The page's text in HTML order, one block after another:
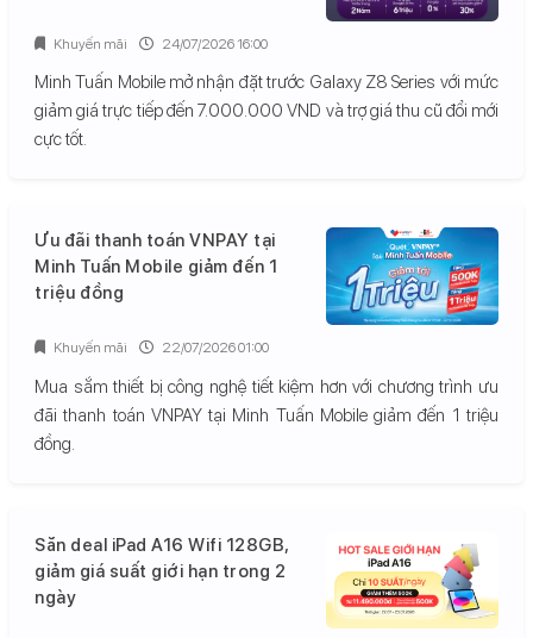
Minh Tuấn Mobile mở nhận đặt trước Galaxy Z8 Series với mức
giảm giá trực tiếp đến 7.000.000 VND và trợ giá thu cũ đổi mới
cực tốt.
Khuyến mãi 24/07/2026 16:00
Ưu đãi thanh toán VNPAY tại
Minh Tuấn Mobile giảm đến 1
triệu đồng
Mua sắm thiết bị công nghệ tiết kiệm hơn với chương trình ưu
đãi thanh toán VNPAY tại Minh Tuấn Mobile giảm đến 1 triệu
đồng.
Khuyến mãi 22/07/2026 01:00
Săn deal iPad A16 Wifi 128GB,
giảm giá suất giới hạn trong 2
ngày